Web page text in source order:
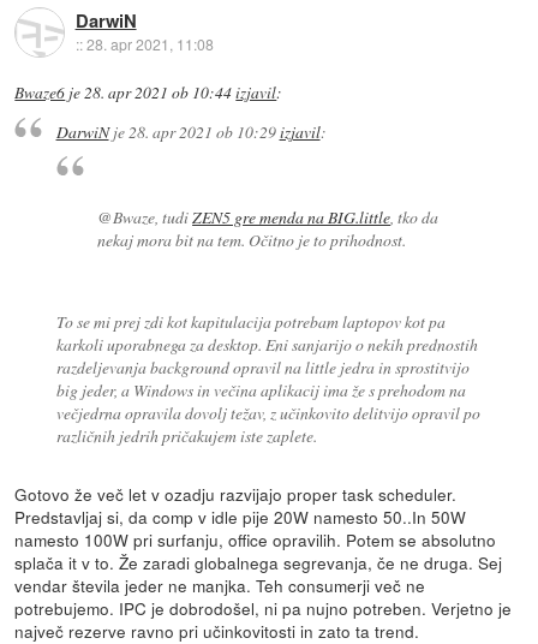
DarwiN
::28. apr 2021, 11:08
Bwaze6 je28. apr 2021 ob 10:44izjavil:
DarwiNje28. apr 2021 ob 10:29izjavil:
@Bwaze, tudiZEN5 gre menda na BIG.little, tko da
nekaj mora bit na tem. Očitno je to prihodnost.
To se mi prej zdi kot kapitulacija potrebam laptopov kot pa
karkoli uporabnega za desktop. Eni sanjarijo o nekih prednostih
razdeljevanja background opravil na little jedra in sprostitvijo
big jeder, a Windows in večina aplikacij ima že s prehodom na
večjedrna opravila dovolj težav, z učinkovito delitvijo opravil po
različnih jedrih pričakujem iste zaplete.
Gotovo že več let v ozadju razvijajo proper task scheduler.
Predstavljaj si, da comp v idle pije 20W namesto 50..In 50W
namesto 100W pri surfanju, office opravilih. Potem se absolutno
splača it v to. Že zaradi globalnega segrevanja, če ne druga. Sej
vendar števila jeder ne manjka. Teh consumerji več ne
potrebujemo. IPC je dobrodošel, ni pa nujno potreben. Verjetno je
največ rezerve ravno pri učinkovitosti in zato ta trend.